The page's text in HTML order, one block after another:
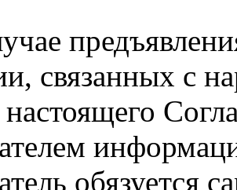
связанных с
обязуется